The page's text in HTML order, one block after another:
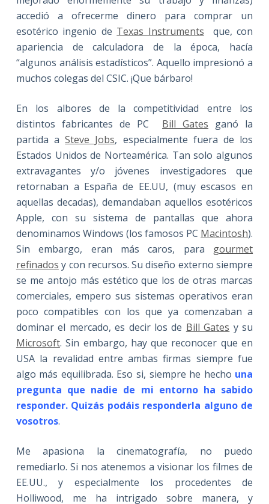
accedió a ofrecerme dinero para comprar un
esotérico ingenio de Texas Instruments que, con
apariencia de calculadora de la época, hacía
“algunos análisis estadísticos”. Aquello impresionó a
muchos colegas del CSIC. ¡Que bárbaro!
En los albores de la competitividad entre los
distintos fabricantes de PC Bill Gates ganó la
partida aSteve Jobs, especialmente fuera de los
Estados Unidos de Norteamérica. Tan solo algunos
extravagantes y/o jóvenes investigadores que
retornaban a España de EE.UU, (muy escasos en
aquellas decadas), demandaban aquellos esotéricos
Apple, con su sistema de pantallas que ahora
denominamos Windows (los famosos PC Macintosh).
Sin embargo, eran más caros, para gourmet
refinados y con recursos. Su diseño externo siempre
se me antojo más estético que los de otras marcas
comerciales, empero sus sistemas operativos eran
poco compatibles con los que ya comenzaban a
dominar el mercado, es decir los de Bill Gates y su
Microsoft. Sin embargo, hay que reconocer que en
USA la revalidad entre ambas firmas siempre fue
algo más equilibrada. Eso si, siempre he hecho una
pregunta que nadie de mi entorno ha sabido
responder. Quizás podáis responderla alguno de
vosotros.
Me apasiona la cinematografía, no puedo
remediarlo. Si nos atenemos a visionar los filmes de
EE.UU., y especialmente los procedentes de
Holliwood, me ha intrigado sobre manera, y